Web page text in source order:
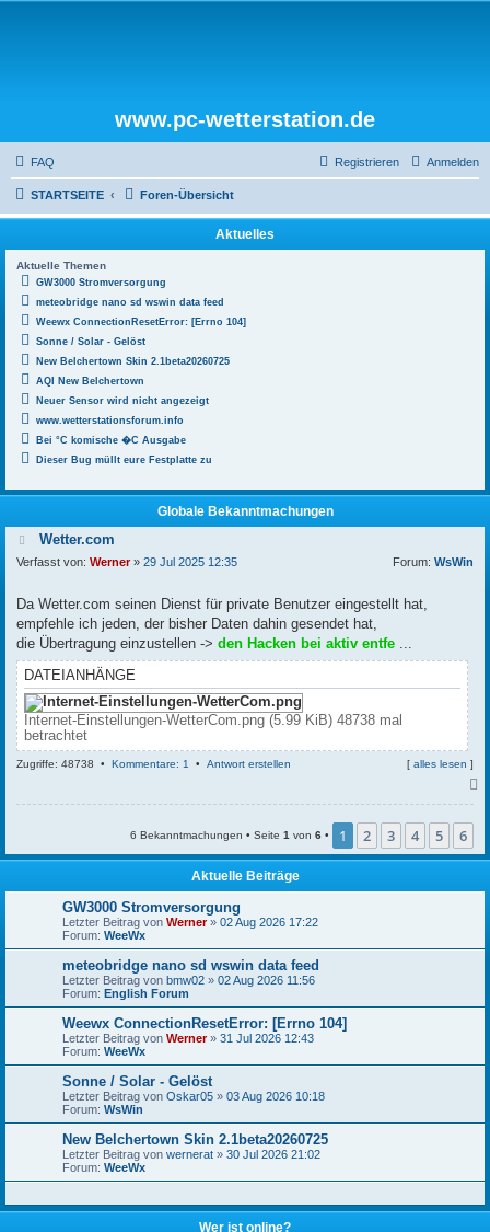
www.pc-wetterstation.de
FAQ Anmelden
Registrieren
STARTSEITE Foren-Übersicht
Aktuelles
Aktuelle Themen
GW3000 Stromversorgung
meteobridge nano sd wswin data feed
Weewx ConnectionResetError: [Errno 104]
Sonne / Solar - Gelöst
New Belchertown Skin 2.1beta20260725
AQI New Belchertown
Neuer Sensor wird nicht angezeigt
www.wetterstationsforum.info
Bei °C komische �C Ausgabe
Dieser Bug müllt eure Festplatte zu
Globale Bekanntmachungen
Wetter.com
Verfasst von: Werner» 29 Jul 2025 12:35 Forum: WsWin
Da Wetter.com seinen Dienst für private Benutzer eingestellt hat,
empfehle ich jeden, der bisher Daten dahin gesendet hat,
die Übertragung einzustellen -> den Hacken bei aktiv entfe ...
DATEIANHÄNGE
Internet-Einstellungen-WetterCom.png (5.99 KiB) 48738 mal
betrachtet
Zugriffe: 48738 • Kommentare: 1 • Antwort erstellen [ alles lesen ]
b
n
6 Bekanntmachungen • Seite 1 von 6 • 1 2 3 4 5 6
Aktuelle Beiträge
GW3000 Stromversorgung
Letzter Beitrag von Werner» 02 Aug 2026 17:22
Forum: WeeWx
meteobridge nano sd wswin data feed
Letzter Beitrag von bmw02 » 02 Aug 2026 11:56
Forum: English Forum
Weewx ConnectionResetError: [Errno 104]
Letzter Beitrag von Werner» 31 Jul 2026 12:43
Forum: WeeWx
Sonne / Solar - Gelöst
Letzter Beitrag von Oskar05 » 03 Aug 2026 10:18
Forum: WsWin
New Belchertown Skin 2.1beta20260725
Letzter Beitrag von wernerat » 30 Jul 2026 21:02
Forum: WeeWx
Wer ist online?